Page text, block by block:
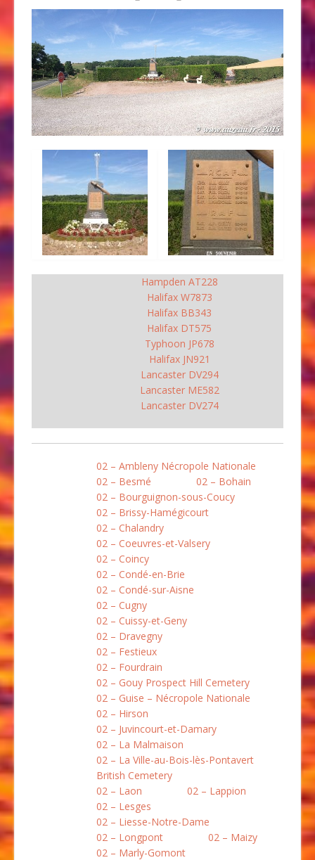
Hampden AT228
Halifax W7873
Halifax BB343
Halifax DT575
Typhoon JP678
Halifax JN921
Lancaster DV294
Lancaster ME582
Lancaster DV274
02 – Ambleny Nécropole Nationale
02 – Besmé
02 – Bohain
02 – Bourguignon-sous-Coucy
02 – Brissy-Hamégicourt
02 – Chalandry
02 – Coeuvres-et-Valsery
02 – Coincy
02 – Condé-en-Brie
02 – Condé-sur-Aisne
02 – Cugny
02 – Cuissy-et-Geny
02 – Dravegny
02 – Festieux
02 – Fourdrain
02 – Gouy Prospect Hill Cemetery
02 – Guise – Nécropole Nationale
02 – Hirson
02 – Juvincourt-et-Damary
02 – La Malmaison
02 – La Ville-au-Bois-lès-Pontavert
British Cemetery
02 – Laon
02 – Lappion
02 – Lesges
02 – Liesse-Notre-Dame
02 – Longpont
02 – Maizy
02 – Marly-Gomont